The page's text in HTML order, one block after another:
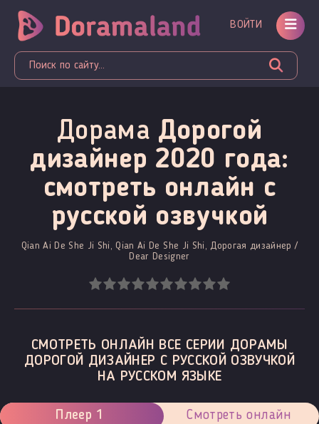
ВОЙТИ
Дорама Дорогой
дизайнер 2020 года:
смотреть онлайн c
русской озвучкой
Qian Ai De She Ji Shi, Qian Ai De She Ji Shi, Дорогая дизайнер /
Dear Designer
СМОТРЕТЬ ОНЛАЙН ВСЕ СЕРИИ ДОРАМЫ
ДОРОГОЙ ДИЗАЙНЕР С РУССКОЙ ОЗВУЧКОЙ
НА РУССКОМ ЯЗЫКЕ
Плеер 1 Смотреть онлайн